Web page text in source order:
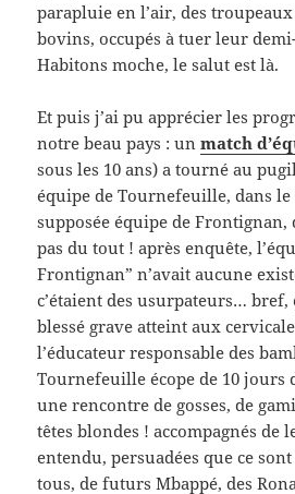
parapluie en l’air, des
bovins, occupés à tuer leur
Habitons moche, le salut est là.
Et puis j’ai pu apprécier les
notre beau pays : unmatch
sous les 10 ans) a tourné au
équipe de Tournefeuille, dans le
supposée équipe de Frontignan,
pas du tout ! après enquête,
Frontignan” n’avait aucune
c’étaient des usurpateurs…
blessé grave atteint aux
l’éducateur responsable des
Tournefeuille écope de 10 jours
une rencontre de gosses, de
têtes blondes ! accompagnés de
entendu, persuadées que ce
tous, de futurs Mbappé, des